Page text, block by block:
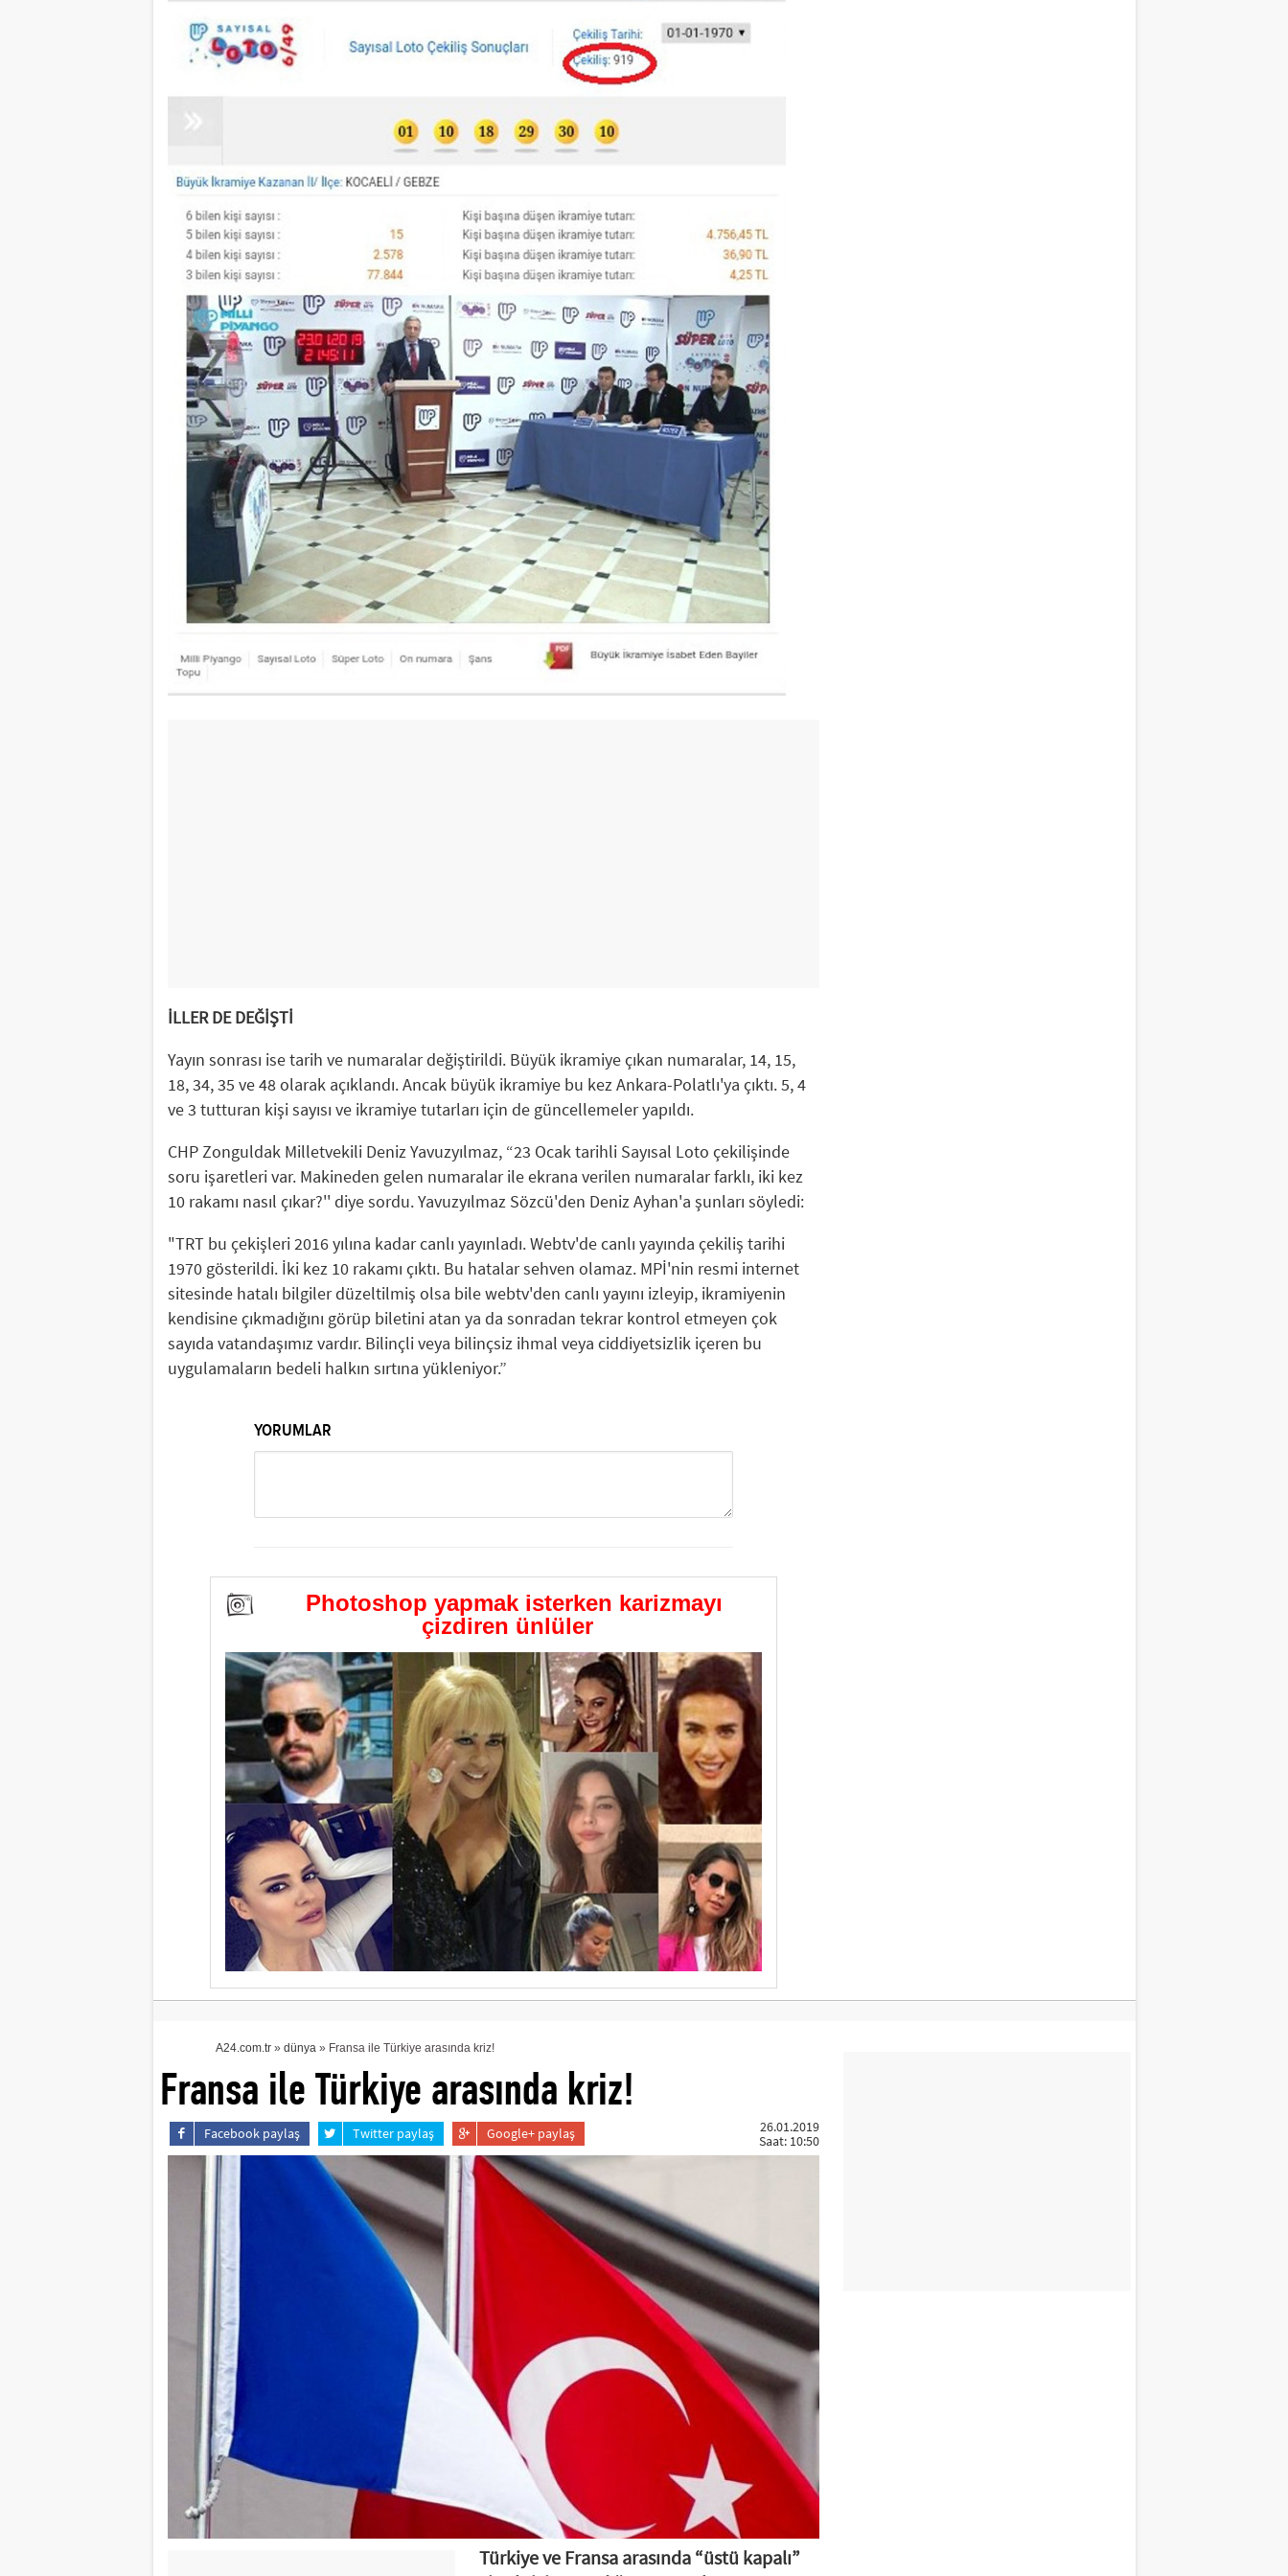
İLLER DE DEĞİŞTİ
Yayın sonrası ise tarih ve numaralar değiştirildi. Büyük ikramiye çıkan numaralar, 14, 15,
18, 34, 35 ve 48 olarak açıklandı. Ancak büyük ikramiye bu kez Ankara-Polatlı'ya çıktı. 5, 4
ve 3 tutturan kişi sayısı ve ikramiye tutarları için de güncellemeler yapıldı.
CHP Zonguldak Milletvekili Deniz Yavuzyılmaz, “23 Ocak tarihli Sayısal Loto çekilişinde
soru işaretleri var. Makineden gelen numaralar ile ekrana verilen numaralar farklı, iki kez
10 rakamı nasıl çıkar?'' diye sordu. Yavuzyılmaz Sözcü'den Deniz Ayhan'a şunları söyledi:
"TRT bu çekişleri 2016 yılına kadar canlı yayınladı. Webtv'de canlı yayında çekiliş tarihi
1970 gösterildi. İki kez 10 rakamı çıktı. Bu hatalar sehven olamaz. MPİ'nin resmi internet
sitesinde hatalı bilgiler düzeltilmiş olsa bile webtv'den canlı yayını izleyip, ikramiyenin
kendisine çıkmadığını görüp biletini atan ya da sonradan tekrar kontrol etmeyen çok
sayıda vatandaşımız vardır. Bilinçli veya bilinçsiz ihmal veya ciddiyetsizlik içeren bu
uygulamaların bedeli halkın sırtına yükleniyor.”
YORUMLAR
Photoshop yapmak isterken karizmayı
çizdiren ünlüler
Fransa ile Türkiye arasında kriz!
A24.com.tr» dünya » Fransa ile Türkiye arasında kriz!
Facebook paylaş Twitter paylaş Google+ paylaş
26.01.2019
Saat: 10:50
Türkiye ve Fransa arasında “üstü kapalı”